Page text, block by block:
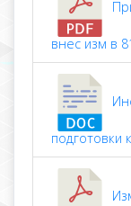
внес изм в
подготовки